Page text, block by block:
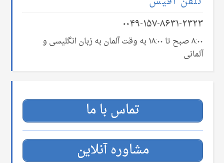
۰۰۴۹-۱۵۷-۸۶۳۱-۲۳۲۳
۸:۰۰ صبح تا ۱۸:۰۰ به وقت آلمان به زبان انگلیسی و
آلمانی
تماس با ما
مشاوره آنلاین